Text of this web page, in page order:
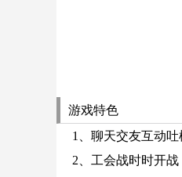
游戏特色
1、聊天交友互动
2、工会战时时开